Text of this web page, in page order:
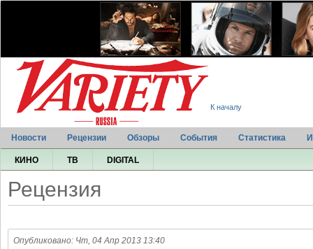
К началу
Новости Рецензии Обзоры События Статистика
КИНО ТВ DIGITAL
Рецензия
Опубликовано: Чт, 04 Апр 2013 13:40